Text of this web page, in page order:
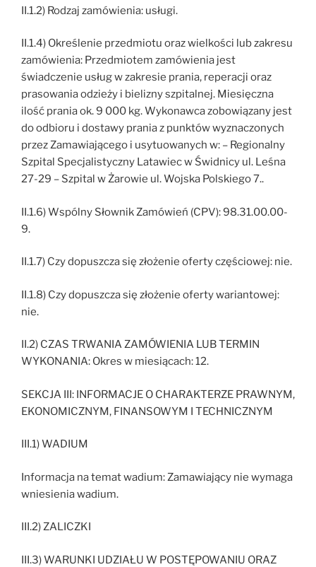
II.1.2) Rodzaj zamówienia: usługi.
II.1.4) Określenie przedmiotu oraz wielkości lub zakresu
zamówienia: Przedmiotem zamówienia jest
świadczenie usług w zakresie prania, reperacji oraz
prasowania odzieży i bielizny szpitalnej. Miesięczna
ilość prania ok. 9 000 kg. Wykonawca zobowiązany jest
do odbioru i dostawy prania z punktów wyznaczonych
przez Zamawiającego i usytuowanych w: – Regionalny
Szpital Specjalistyczny Latawiec w Świdnicy ul. Leśna
27-29 – Szpital w Żarowie ul. Wojska Polskiego 7..
II.1.6) Wspólny Słownik Zamówień (CPV): 98.31.00.00-
9.
II.1.7) Czy dopuszcza się złożenie oferty częściowej: nie.
II.1.8) Czy dopuszcza się złożenie oferty wariantowej:
nie.
II.2) CZAS TRWANIA ZAMÓWIENIA LUB TERMIN
WYKONANIA: Okres w miesiącach: 12.
SEKCJA III: INFORMACJE O CHARAKTERZE PRAWNYM,
EKONOMICZNYM, FINANSOWYM I TECHNICZNYM
III.1) WADIUM
Informacja na temat wadium: Zamawiający nie wymaga
wniesienia wadium.
III.2) ZALICZKI
III.3) WARUNKI UDZIAŁU W POSTĘPOWANIU ORAZ